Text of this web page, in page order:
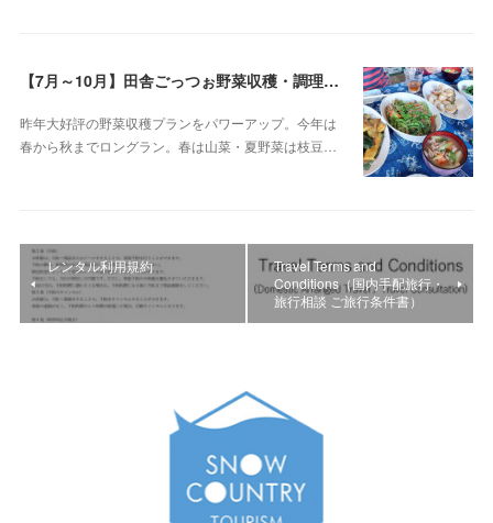
【7月～10月】田舎ごっつぉ野菜収穫・調理ツアー～e-bikeでいく湯沢探訪～
昨年大好評の野菜収穫プランをパワーアップ。今年は
春から秋までロングラン。春は山菜・夏野菜は枝豆…
レンタル利用規約
Travel Terms and
Conditions（国内手配旅行・
旅行相談 ご旅行条件書）